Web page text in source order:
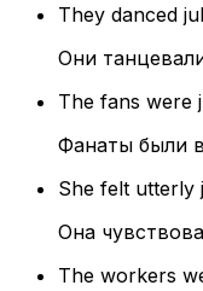
They danced
Они
The fans were
Фанаты были
She felt utterly
Она
The workers